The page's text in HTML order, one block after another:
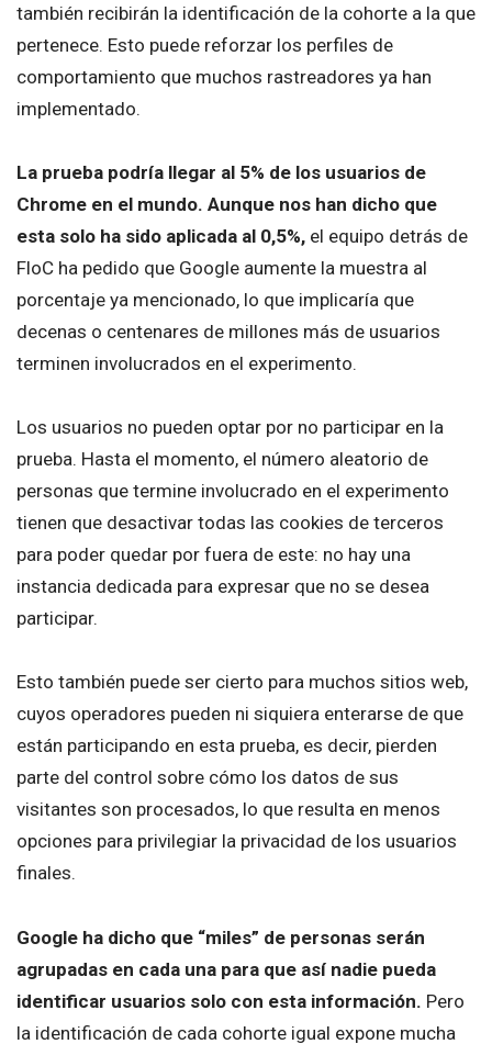
también recibirán la identificación de la cohorte a la que
pertenece. Esto puede reforzar los perfiles de
comportamiento que muchos rastreadores ya han
implementado.
La prueba podría llegar al 5% de los usuarios de
Chrome en el mundo. Aunque nos han dicho que
esta solo ha sido aplicada al 0,5%, el equipo detrás de
FloC ha pedido que Google aumente la muestra al
porcentaje ya mencionado, lo que implicaría que
decenas o centenares de millones más de usuarios
terminen involucrados en el experimento.
Los usuarios no pueden optar por no participar en la
prueba. Hasta el momento, el número aleatorio de
personas que termine involucrado en el experimento
tienen que desactivar todas las cookies de terceros
para poder quedar por fuera de este: no hay una
instancia dedicada para expresar que no se desea
participar.
Esto también puede ser cierto para muchos sitios web,
cuyos operadores pueden ni siquiera enterarse de que
están participando en esta prueba, es decir, pierden
parte del control sobre cómo los datos de sus
visitantes son procesados, lo que resulta en menos
opciones para privilegiar la privacidad de los usuarios
finales.
Google ha dicho que “miles” de personas serán
agrupadas en cada una para que así nadie pueda
identificar usuarios solo con esta información. Pero
la identificación de cada cohorte igual expone mucha